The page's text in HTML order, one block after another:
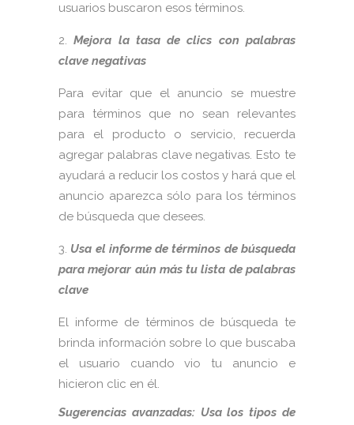
usuarios buscaron esos términos.
Mejora la tasa de clics con palabras
clave negativas
Para evitar que el anuncio se muestre
para términos que no sean relevantes
para el producto o servicio, recuerda
agregar palabras clave negativas. Esto te
ayudará a reducir los costos y hará que el
anuncio aparezca sólo para los términos
de búsqueda que desees.
Usa el informe de términos de búsqueda
para mejorar aún más tu lista de palabras
clave
El informe de términos de búsqueda te
brinda información sobre lo que buscaba
el usuario cuando vio tu anuncio e
hicieron clic en él.
Sugerencias avanzadas: Usa los tipos de